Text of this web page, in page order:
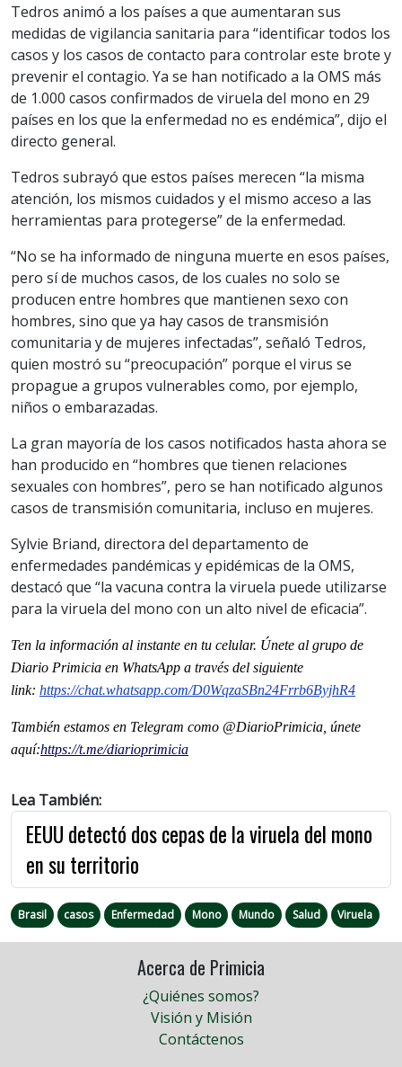
Tedros animó a los países a que aumentaran sus
medidas de vigilancia sanitaria para “identificar todos los
casos y los casos de contacto para controlar este brote y
prevenir el contagio. Ya se han notificado a la OMS más
de 1.000 casos confirmados de viruela del mono en 29
países en los que la enfermedad no es endémica”, dijo el
directo general.
Tedros subrayó que estos países merecen “la misma
atención, los mismos cuidados y el mismo acceso a las
herramientas para protegerse” de la enfermedad.
“No se ha informado de ninguna muerte en esos países,
pero sí de muchos casos, de los cuales no solo se
producen entre hombres que mantienen sexo con
hombres, sino que ya hay casos de transmisión
comunitaria y de mujeres infectadas”, señaló Tedros,
quien mostró su “preocupación” porque el virus se
propague a grupos vulnerables como, por ejemplo,
niños o embarazadas.
La gran mayoría de los casos notificados hasta ahora se
han producido en “hombres que tienen relaciones
sexuales con hombres”, pero se han notificado algunos
casos de transmisión comunitaria, incluso en mujeres.
Sylvie Briand, directora del departamento de
enfermedades pandémicas y epidémicas de la OMS,
destacó que “la vacuna contra la viruela puede utilizarse
para la viruela del mono con un alto nivel de eficacia”.
Ten la información al instante en tu celular. Únete al grupo de
Diario Primicia en WhatsApp a través del siguiente
link: https://chat.whatsapp.com/D0WqzaSBn24Frrb6ByjhR4
También estamos en Telegram como @DiarioPrimicia, únete
aquí:https://t.me/diarioprimicia
Lea También:
EEUU detectó dos cepas de la viruela del mono
en su territorio
Brasil casos Enfermedad Mono Mundo Salud Viruela
Acerca de Primicia
¿Quiénes somos?
Visión y Misión
Contáctenos